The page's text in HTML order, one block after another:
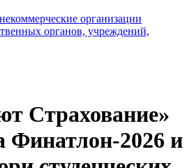
организации
органов, учреждений,
Страхование»
Финатлон-2026 и